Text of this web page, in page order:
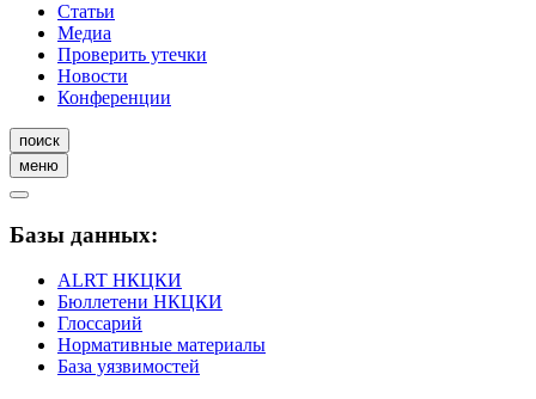
Статьи
Медиа
Проверить утечки
Новости
Конференции
поиск
меню
Базы данных:
ALRT НКЦКИ
Бюллетени НКЦКИ
Глоссарий
Нормативные материалы
База уязвимостей